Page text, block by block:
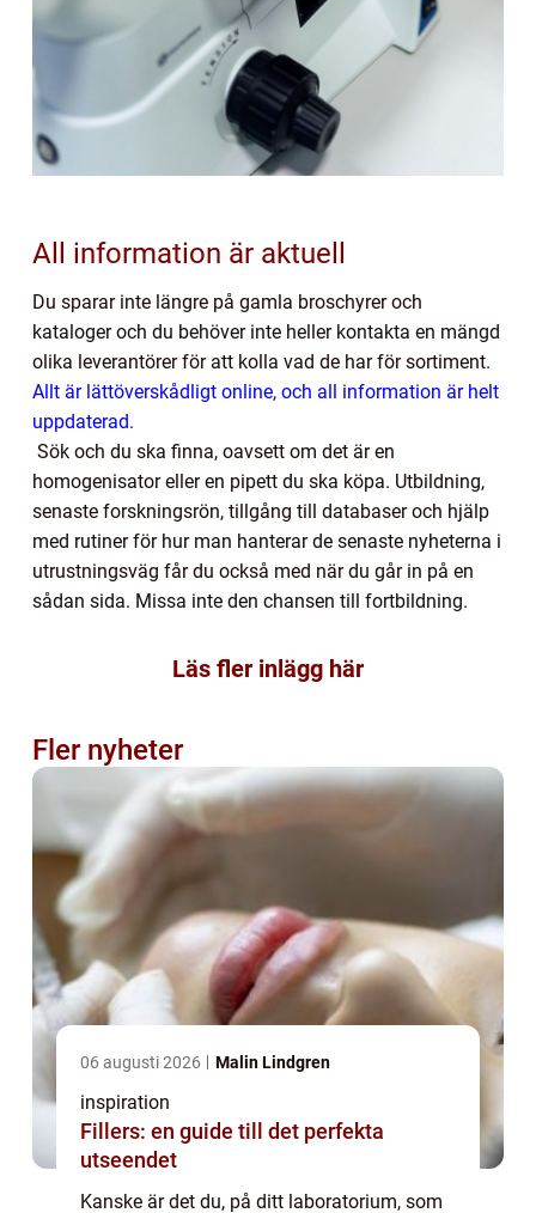
All information är aktuell
Du sparar inte längre på gamla broschyrer och
kataloger och du behöver inte heller kontakta en mängd
olika leverantörer för att kolla vad de har för sortiment.
Allt är lättöverskådligt online, och all information är helt
uppdaterad.
Sök och du ska finna, oavsett om det är en
homogenisator eller en pipett du ska köpa. Utbildning,
senaste forskningsrön, tillgång till databaser och hjälp
med rutiner för hur man hanterar de senaste nyheterna i
utrustningsväg får du också med när du går in på en
sådan sida. Missa inte den chansen till fortbildning.
Läs fler inlägg här
Fler nyheter
06 augusti 2026 Malin Lindgren
inspiration
Fillers: en guide till det perfekta
utseendet
Kanske är det du, på ditt laboratorium, som